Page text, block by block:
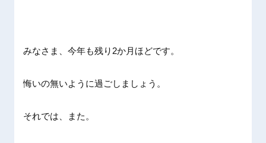
みなさま、今年も残り2か月ほどです。
悔いの無いように過ごしましょう。
それでは、また。